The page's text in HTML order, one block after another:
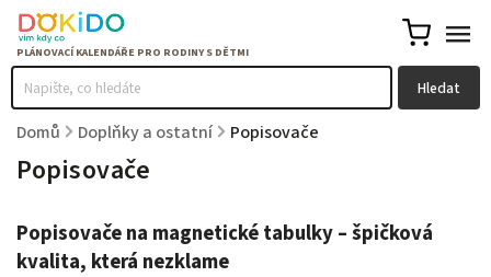
Hledat
Domů / Doplňky a ostatní / Popisovače
Popisovače
Popisovače na magnetické tabulky – špičková
kvalita, která nezklame